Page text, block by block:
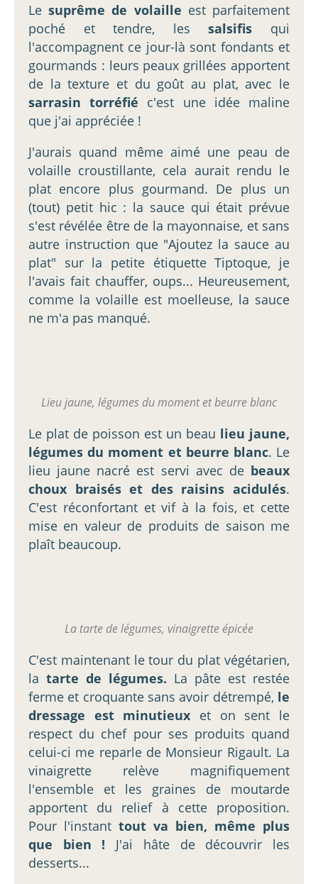
Lesuprême de volaille est parfaitement
poché et tendre, lessalsifis qui
l'accompagnent ce jour-là sont fondants et
gourmands : leurs peaux grillées apportent
de la texture et du goût au plat, avec le
sarrasin torréfié c'est une idée maline
que j'ai appréciée !
J'aurais quand même aimé une peau de
volaille croustillante, cela aurait rendu le
plat encore plus gourmand. De plus un
(tout) petit hic : la sauce qui était prévue
s'est révélée être de la mayonnaise, et sans
autre instruction que "Ajoutez la sauce au
plat" sur la petite étiquette Tiptoque, je
l'avais fait chauffer, oups... Heureusement,
comme la volaille est moelleuse, la sauce
ne m'a pas manqué.
Lieu jaune, légumes du moment et beurre blanc
Le plat de poisson est un beau lieu jaune,
légumes du moment et beurre blanc. Le
lieu jaune nacré est servi avec de beaux
choux braisés et des raisins acidulés.
C'est réconfortant et vif à la fois, et cette
mise en valeur de produits de saison me
plaît beaucoup.
La tarte de légumes, vinaigrette épicée
C'est maintenant le tour du plat végétarien,
la tarte de légumes. La pâte est restée
ferme et croquante sans avoir détrempé, le
dressage est minutieux et on sent le
respect du chef pour ses produits quand
celui-ci me reparle de Monsieur Rigault. La
vinaigrette relève magnifiquement
l'ensemble et les graines de moutarde
apportent du relief à cette proposition.
Pour l'instant tout va bien, même plus
que bien ! J'ai hâte de découvrir les
desserts...